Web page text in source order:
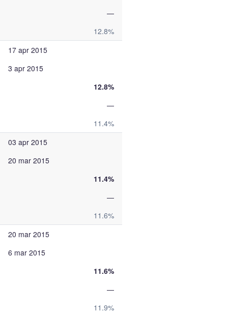
—
12.8%
17 apr 2015
3 apr 2015
12.8%
—
11.4%
03 apr 2015
20 mar 2015
11.4%
—
11.6%
20 mar 2015
6 mar 2015
11.6%
—
11.9%